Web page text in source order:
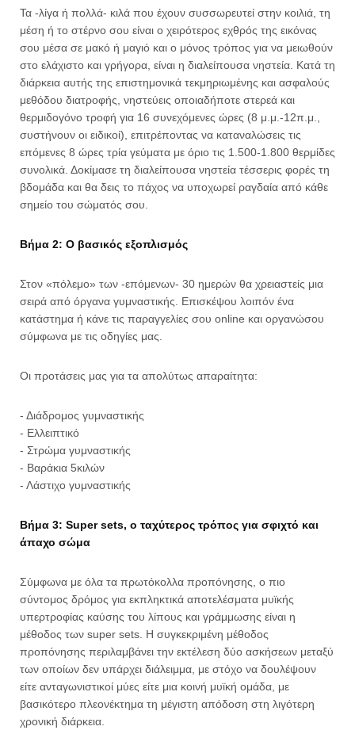
Τα -λίγα ή πολλά- κιλά που έχουν συσσωρευτεί στην κοιλιά, τη
μέση ή το στέρνο σου είναι ο χειρότερος εχθρός της εικόνας
σου μέσα σε μακό ή μαγιό και ο μόνος τρόπος για να μειωθούν
στο ελάχιστο και γρήγορα, είναι η διαλείπουσα νηστεία. Κατά τη
διάρκεια αυτής της επιστημονικά τεκμηριωμένης και ασφαλούς
μεθόδου διατροφής, νηστεύεις οποιαδήποτε στερεά και
θερμιδογόνο τροφή για 16 συνεχόμενες ώρες (8 μ.μ.-12π.μ.,
συστήνουν οι ειδικοί), επιτρέποντας να καταναλώσεις τις
επόμενες 8 ώρες τρία γεύματα με όριο τις 1.500-1.800 θερμίδες
συνολικά. Δοκίμασε τη διαλείπουσα νηστεία τέσσερις φορές τη
βδομάδα και θα δεις το πάχος να υποχωρεί ραγδαία από κάθε
σημείο του σώματός σου.
Βήμα 2: Ο βασικός εξοπλισμός
Στον «πόλεμο» των -επόμενων- 30 ημερών θα χρειαστείς μια
σειρά από όργανα γυμναστικής. Επισκέψου λοιπόν ένα
κατάστημα ή κάνε τις παραγγελίες σου online και οργανώσου
σύμφωνα με τις οδηγίες μας.
Οι προτάσεις μας για τα απολύτως απαραίτητα:
- Διάδρομος γυμναστικής
- Ελλειπτικό
- Στρώμα γυμναστικής
- Βαράκια 5κιλών
- Λάστιχο γυμναστικής
Βήμα 3: Super sets, ο ταχύτερος τρόπος για σφιχτό και
άπαχο σώμα
Σύμφωνα με όλα τα πρωτόκολλα προπόνησης, ο πιο
σύντομος δρόμος για εκπληκτικά αποτελέσματα μυϊκής
υπερτροφίας καύσης του λίπους και γράμμωσης είναι η
μέθοδος των super sets. Η συγκεκριμένη μέθοδος
προπόνησης περιλαμβάνει την εκτέλεση δύο ασκήσεων μεταξύ
των οποίων δεν υπάρχει διάλειμμα, με στόχο να δουλέψουν
είτε ανταγωνιστικοί μύες είτε μια κοινή μυϊκή ομάδα, με
βασικότερο πλεονέκτημα τη μέγιστη απόδοση στη λιγότερη
χρονική διάρκεια.